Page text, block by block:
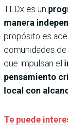
TEDx es un
manera
propósito es
comunidades
que impulsan el
pensamiento
local con
Te puede